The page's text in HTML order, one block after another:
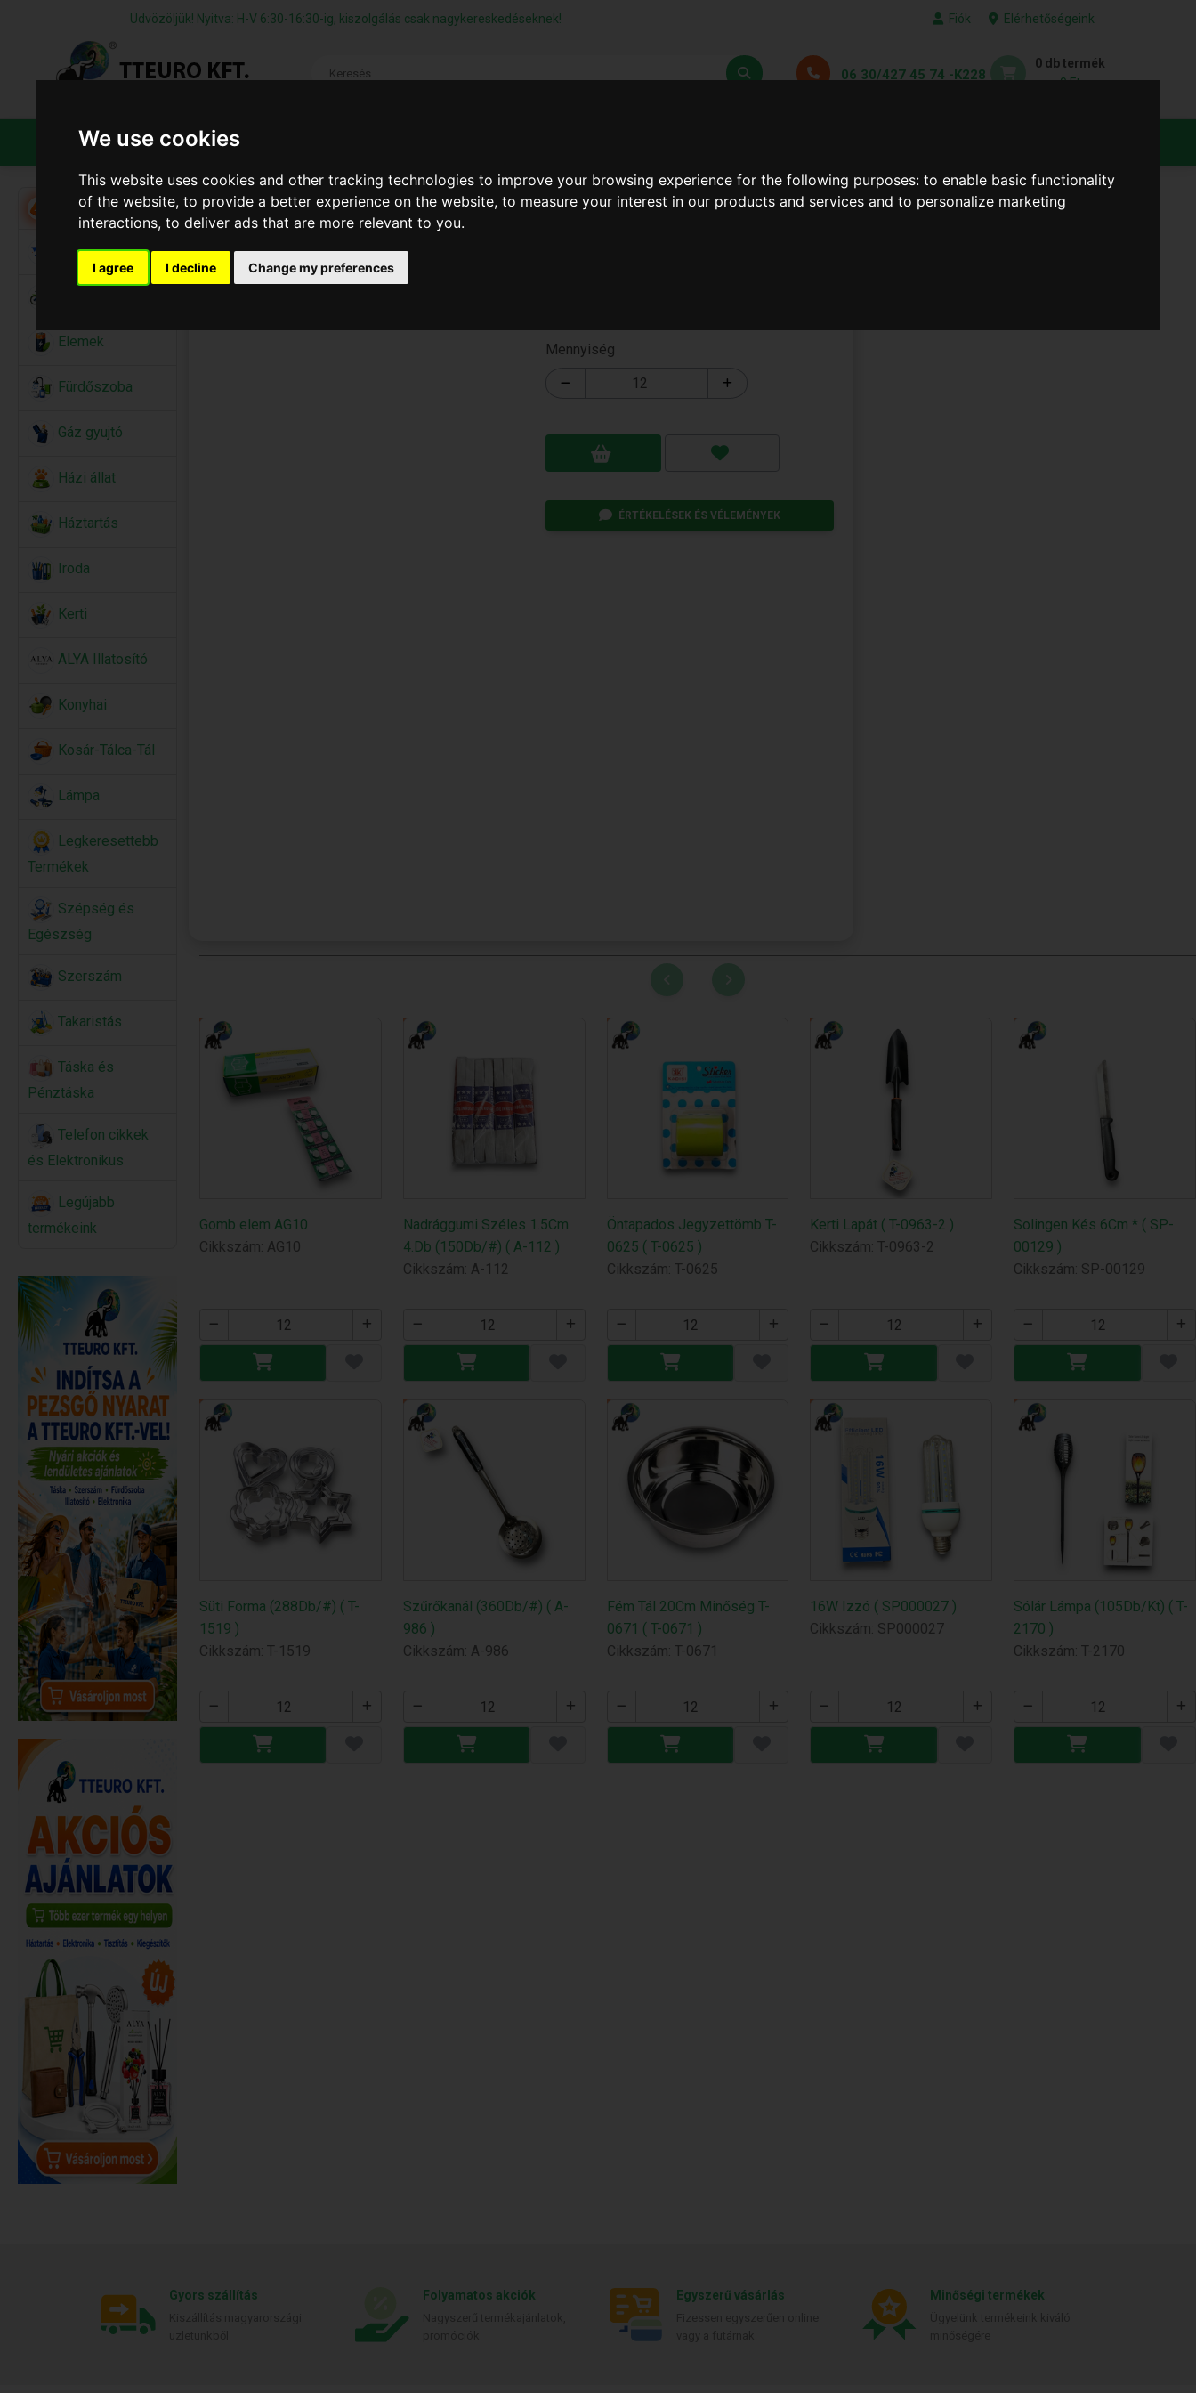
We use cookies
This website uses cookies and other tracking technologies to improve your browsing experience for the following purposes:to enable basic functionality
of the website,to provide a better experience on the website,to measure your interest in our products and services and to personalize marketing
interactions,to deliver ads that are more relevant to you.
I agree I decline Change my preferences
Üdvözöljük! Nyitva: H-V 6:30-16:30-ig, kiszolgálás csak nagykereskedéseknek! Fiók Elérhetőségeink
06 30/427 45 74 -K228
0 db termék
0 Ft
TERMÉKEK
Akció
Alkalmi Kellékek
Elemek
Fürdőszoba
Gáz gyujtó
Házi állat
Háztartás
Iroda
Kerti
ALYA Illatosító
Konyhai
Kosár-Tálca-Tál
Lámpa
Legkeresettebb
Termékek
Szépség és
Egészség
Szerszám
Takaristás
Táska és
Pénztáska
Telefon cikkek
és Elektronikus
Legújabb
termékeink
Mennyiség
ÉRTÉKELÉSEK ÉS VÉLEMÉNYEK
Gomb elem AG10
Cikkszám: AG10
Nadrággumi Széles 1.5Cm
4.Db (150Db/#) ( A-112 )
Cikkszám: A-112
Öntapados Jegyzettömb T-
0625 ( T-0625 )
Cikkszám: T-0625
Kerti Lapát ( T-0963-2 )
Cikkszám: T-0963-2
Solingen Kés 6Cm * ( SP-
00129 )
Cikkszám: SP-00129
Süti Forma (288Db/#) ( T-
1519 )
Cikkszám: T-1519
Szűrőkanál (360Db/#) ( A-
986 )
Cikkszám: A-986
Fém Tál 20Cm Minőség T-
0671 ( T-0671 )
Cikkszám: T-0671
16W Izzó ( SP000027 )
Cikkszám: SP000027
Sólár Lámpa (105Db/Kt) ( T-
2170 )
Cikkszám: T-2170
Gyors szállítás Folyamatos akciók Egyszerű vásárlás Minőségi termékek